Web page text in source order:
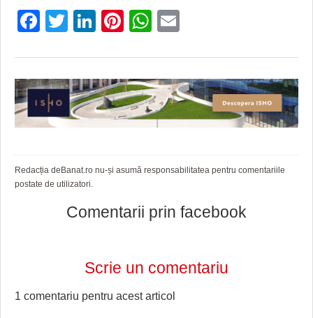
PRIMĂRIILE DIN TIMIŞ
SFATURI JURIDICE
Facebook
Twitter
LinkedIn
Pinterest
WhatsApp
Redacția deBanat.ro nu-și asumă responsabilitatea pentru comentariile
postate de utilizatori.
Comentarii prin facebook
Scrie un comentariu
1 comentariu pentru acest articol